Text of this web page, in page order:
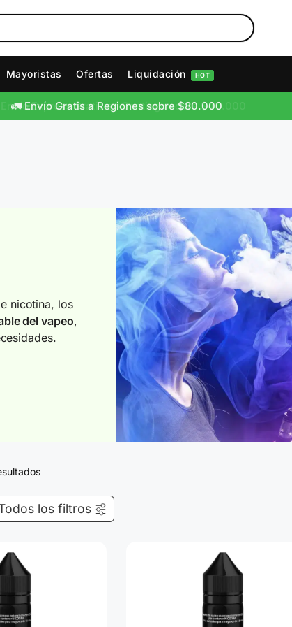
Mayoristas Ofertas Liquidación HOT
🚛 Envío Gratis a Regiones sobre $80.000
nicotina, los
del vapeo,
los filtros